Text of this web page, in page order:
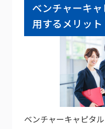
ベンチャーキ
用するメリット
ベンチャーキャピタ